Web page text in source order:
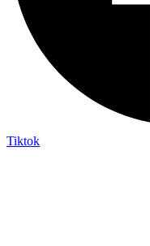
Tiktok